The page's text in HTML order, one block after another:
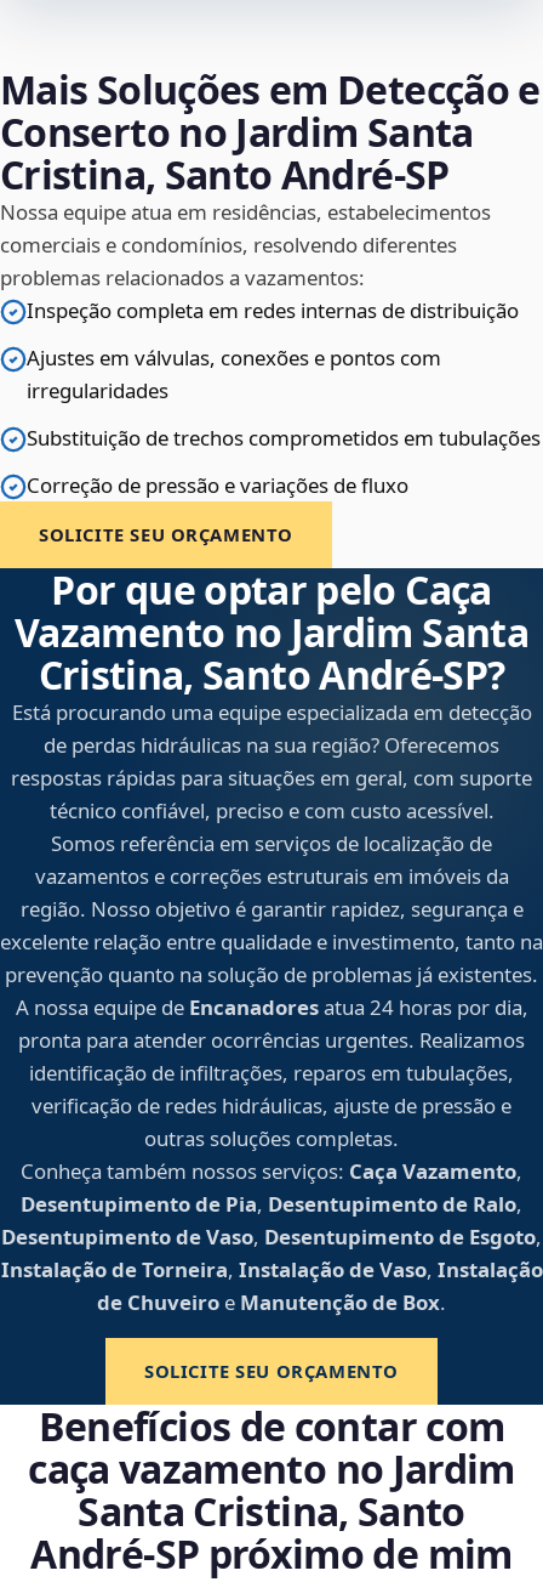
Mais Soluções em Detecção e
Conserto no Jardim Santa
Cristina, Santo André‑SP
Nossa equipe atua em residências, estabelecimentos
comerciais e condomínios, resolvendo diferentes
problemas relacionados a vazamentos:
Inspeção completa em redes internas de distribuição
Ajustes em válvulas, conexões e pontos com
irregularidades
Substituição de trechos comprometidos em tubulações
Correção de pressão e variações de fluxo
SOLICITE SEU ORÇAMENTO
Por que optar pelo Caça
Vazamento no Jardim Santa
Cristina, Santo André‑SP?
Está procurando uma equipe especializada em detecção
de perdas hidráulicas na sua região? Oferecemos
respostas rápidas para situações em geral, com suporte
técnico confiável, preciso e com custo acessível.
Somos referência em serviços de localização de
vazamentos e correções estruturais em imóveis da
região. Nosso objetivo é garantir rapidez, segurança e
excelente relação entre qualidade e investimento, tanto na
prevenção quanto na solução de problemas já existentes.
A nossa equipe de Encanadoresatua 24 horas por dia,
pronta para atender ocorrências urgentes. Realizamos
identificação de infiltrações, reparos em tubulações,
verificação de redes hidráulicas, ajuste de pressão e
outras soluções completas.
Conheça também nossos serviços: Caça Vazamento,
Desentupimento de Pia, Desentupimento de Ralo,
Desentupimento de Vaso, Desentupimento de Esgoto,
Instalação de Torneira, Instalação de Vaso, Instalação
de Chuveiro e Manutenção de Box.
SOLICITE SEU ORÇAMENTO
Benefícios de contar com
caça vazamento no Jardim
Santa Cristina, Santo
André‑SP próximo de mim